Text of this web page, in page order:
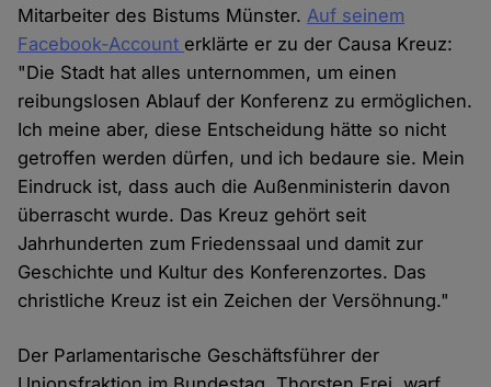
Mitarbeiter des Bistums Münster.Auf seinem
Facebook-Account erklärte er zu der Causa Kreuz:
"Die Stadt hat alles unternommen, um einen
reibungslosen Ablauf der Konferenz zu ermöglichen.
Ich meine aber, diese Entscheidung hätte so nicht
getroffen werden dürfen, und ich bedaure sie. Mein
Eindruck ist, dass auch die Außenministerin davon
überrascht wurde. Das Kreuz gehört seit
Jahrhunderten zum Friedenssaal und damit zur
Geschichte und Kultur des Konferenzortes. Das
christliche Kreuz ist ein Zeichen der Versöhnung."
Der Parlamentarische Geschäftsführer der